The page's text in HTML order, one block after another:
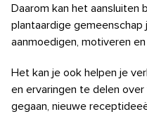
Daarom kan het aansluiten
plantaardige
aanmoedigen, motiveren
Het kan je ook helpen je
en ervaringen te delen
gegaan, nieuwe